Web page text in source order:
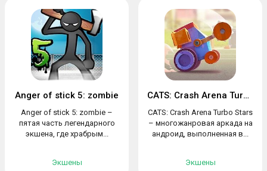
Anger of stick 5: zombie
Anger of stick 5: zombie –
пятая часть легендарного
экшена, где храбрым...
Экшены
CATS: Crash Arena Turbo Stars
CATS: Crash Arena Turbo Stars
– многожанровая аркада на
андроид, выполненная в...
Экшены